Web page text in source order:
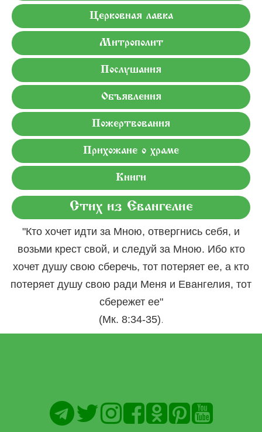
Церковная лавка
Митрополит
Послушания
Объявления
Пожертвования
Прихожане о храме
Книги
Стих из Евангелие
"Кто хочет идти за Мною, отвергнись себя, и
возьми крест свой, и следуй за Мною. Ибо кто
хочет душу свою сберечь, тот потеряет ее, а кто
потеряет душу свою ради Меня и Евангелия, тот
сбережет ее"
(Мк. 8:34-35).